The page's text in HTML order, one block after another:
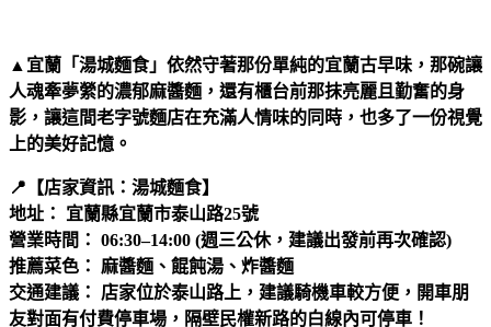
▲宜蘭「湯城麵食」依然守著那份單純的宜蘭古早味，那碗讓
人魂牽夢縈的濃郁麻醬麵，還有櫃台前那抹亮麗且勤奮的身
影，讓這間老字號麵店在充滿人情味的同時，也多了一份視覺
上的美好記憶。
📍【店家資訊：湯城麵食】
地址： 宜蘭縣宜蘭市泰山路25號
營業時間： 06:30–14:00 (週三公休，建議出發前再次確認)
推薦菜色： 麻醬麵、餛飩湯、炸醬麵
交通建議： 店家位於泰山路上，建議騎機車較方便，開車朋
友對面有付費停車場，隔壁民權新路的白線內可停車！